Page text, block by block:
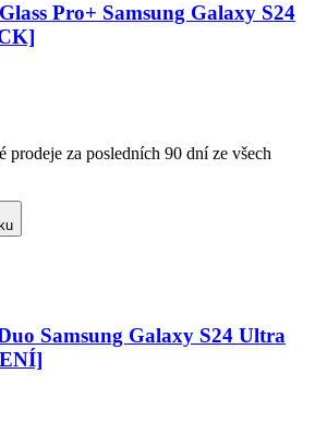
Pro+ Samsung Galaxy S24
prodeje za posledních 90 dní ze všech
Samsung Galaxy S24 Ultra